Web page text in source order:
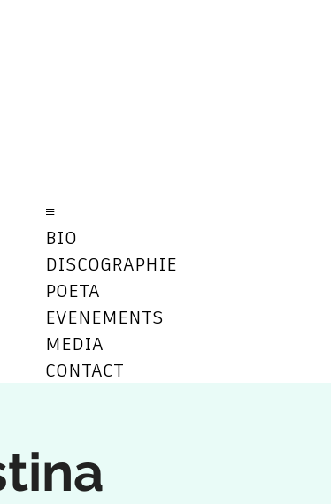
≡
BIO
DISCOGRAPHIE
POETA
EVENEMENTS
MEDIA
CONTACT